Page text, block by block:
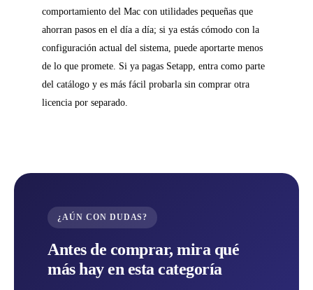
comportamiento del Mac con utilidades pequeñas que
ahorran pasos en el día a día; si ya estás cómodo con la
configuración actual del sistema, puede aportarte menos
de lo que promete. Si ya pagas Setapp, entra como parte
del catálogo y es más fácil probarla sin comprar otra
licencia por separado.
¿AÚN CON DUDAS?
Antes de comprar, mira qué
más hay en esta categoría